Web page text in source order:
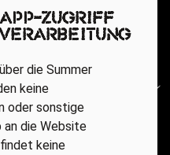
Zugriff
die Summer
keine
oder sonstige
an die Website
keine